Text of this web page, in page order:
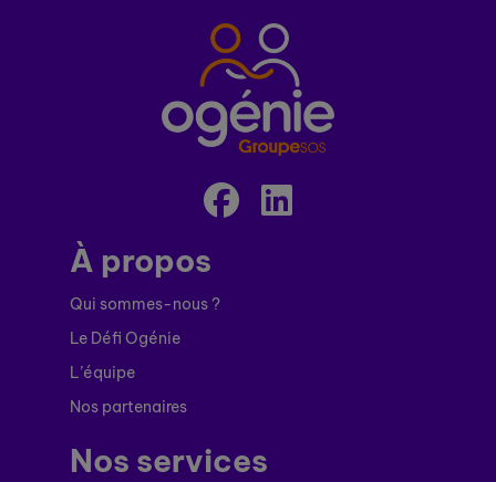
À propos
Qui sommes-nous ?
Le Défi Ogénie
L’équipe
Nos partenaires
Nos services